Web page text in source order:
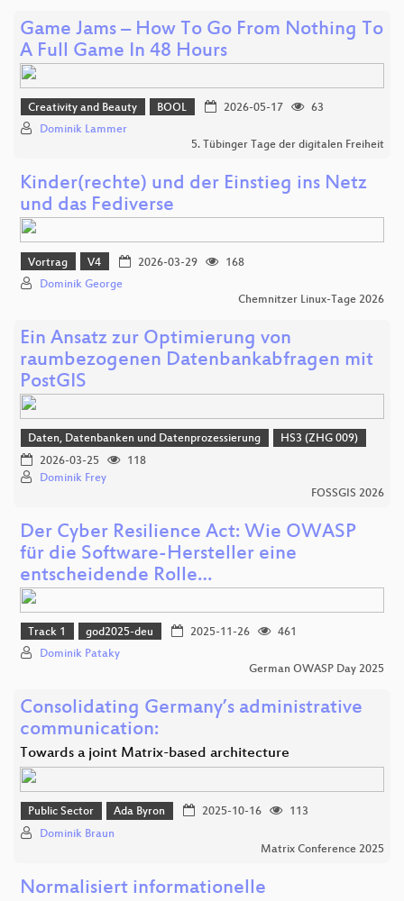
Game Jams – How To Go From Nothing To
A Full Game In 48 Hours
Creativity and Beauty BOOL 2026-05-17
63
Dominik Lammer
5. Tübinger Tage der digitalen Freiheit
Kinder(rechte) und der Einstieg ins Netz
und das Fediverse
Vortrag V4 2026-03-29
168
Dominik George
Chemnitzer Linux-Tage 2026
Ein Ansatz zur Optimierung von
raumbezogenen Datenbankabfragen mit
PostGIS
Daten, Datenbanken und Datenprozessierung
HS3 (ZHG 009)
2026-03-25
118
Dominik Frey
FOSSGIS 2026
Der Cyber Resilience Act: Wie OWASP
für die Software-Hersteller eine
entscheidende Rolle…
Track 1 god2025-deu 2025-11-26
461
Dominik Pataky
German OWASP Day 2025
Consolidating Germany’s administrative
communication:
Towards a joint Matrix-based architecture
Public Sector Ada Byron 2025-10-16
113
Dominik Braun
Matrix Conference 2025
Normalisiert informationelle